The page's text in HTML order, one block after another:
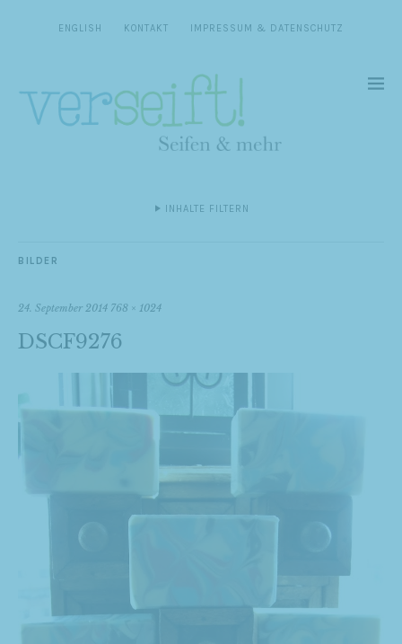
ENGLISH KONTAKT IMPRESSUM & DATENSCHUTZ
INHALTE FILTERN
BILDER
24. September 2014 768 × 1024
DSCF9276